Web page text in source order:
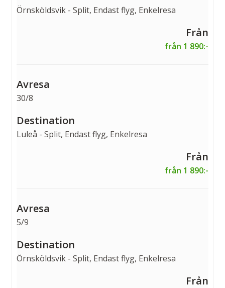
Örnsköldsvik - Split, Endast flyg, Enkelresa
från 1 890:-
30/8
Luleå - Split, Endast flyg, Enkelresa
från 1 890:-
5/9
Örnsköldsvik - Split, Endast flyg, Enkelresa